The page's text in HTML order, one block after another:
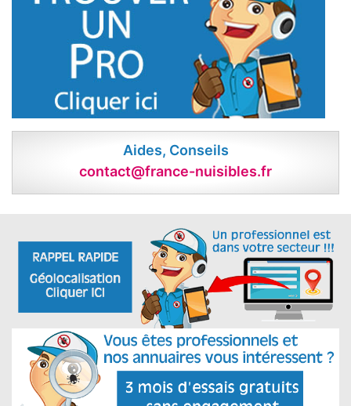
Aides, Conseils
contact@france-nuisibles.fr